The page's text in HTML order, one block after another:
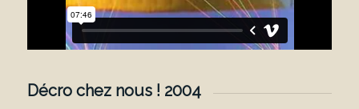
Décro chez nous ! 2004